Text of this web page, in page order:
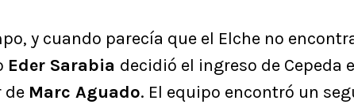
y cuando parecía que el Elche no
Eder Sarabia decidió el ingreso de Cepeda
de Marc Aguado. El equipo encontró un